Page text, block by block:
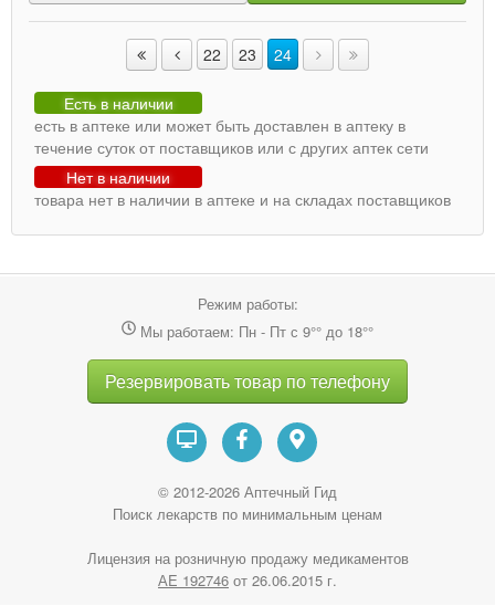
22 23 24
Есть в наличии
есть в аптеке или может быть доставлен в аптеку в
течение суток от поставщиков или с других аптек сети
Нет в наличии
товара нет в наличии в аптеке и на складах поставщиков
Режим работы:
Мы работаем: Пн - Пт с 9°° до 18°°
Резервировать товар по телефону
© 2012-2026 Аптечный Гид
Поиск лекарств по минимальным ценам
Лицензия на розничную продажу медикаментов
АE 192746 от 26.06.2015 г.